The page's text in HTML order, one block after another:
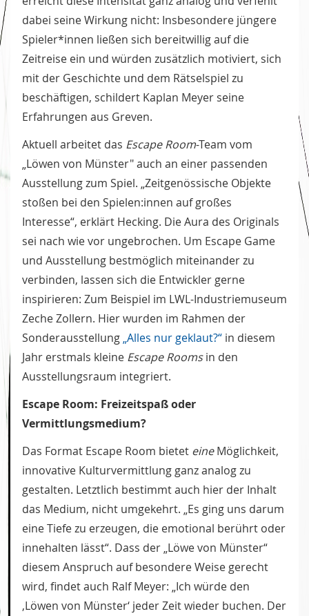
dabei seine Wirkung nicht: Insbesondere jüngere
Spieler*innen ließen sich bereitwillig auf die
Zeitreise ein und würden zusätzlich motiviert, sich
mit der Geschichte und dem Rätselspiel zu
beschäftigen, schildert Kaplan Meyer seine
Erfahrungen aus Greven.
Aktuell arbeitet das Escape Room-Team vom
„Löwen von Münster" auch an einer passenden
Ausstellung zum Spiel. „Zeitgenössische Objekte
stoßen bei den Spielen:innen auf großes
Interesse“, erklärt Hecking. Die Aura des Originals
sei nach wie vor ungebrochen. Um Escape Game
und Ausstellung bestmöglich miteinander zu
verbinden, lassen sich die Entwickler gerne
inspirieren: Zum Beispiel im LWL-Industriemuseum
Zeche Zollern. Hier wurden im Rahmen der
Sonderausstellung „Alles nur geklaut?“ in diesem
Jahr erstmals kleine Escape Roomsin den
Ausstellungsraum integriert.
Escape Room: Freizeitspaß oder
Vermittlungsmedium?
Das Format Escape Room bietet eineMöglichkeit,
innovative Kulturvermittlung ganz analog zu
gestalten. Letztlich bestimmt auch hier der Inhalt
das Medium, nicht umgekehrt. „Es ging uns darum
eine Tiefe zu erzeugen, die emotional berührt oder
innehalten lässt“. Dass der „Löwe von Münster“
diesem Anspruch auf besondere Weise gerecht
wird, findet auch Ralf Meyer: „Ich würde den
‚Löwen von Münster‘ jeder Zeit wieder buchen. Der